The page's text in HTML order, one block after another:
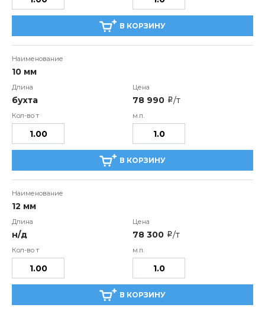
В КОРЗИНУ
10 мм
бухта 78 990 i/т
В КОРЗИНУ
12 мм
н/д 78 300 i/т
В КОРЗИНУ